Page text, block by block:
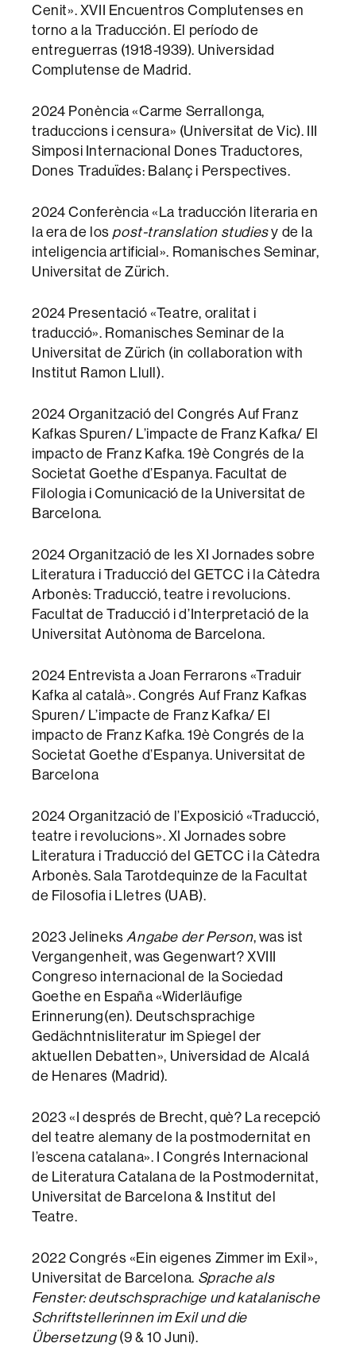
Cenit». XVII Encuentros Complutenses en
torno a la Traducción. El período de
entreguerras (1918-1939). Universidad
Complutense de Madrid.
2024 Ponència «Carme Serrallonga,
traduccions i censura» (Universitat de Vic). III
Simposi Internacional Dones Traductores,
Dones Traduïdes: Balanç i Perspectives.
2024 Conferència «La traducción literaria en
la era de los post-translation studiesy de la
inteligencia artificial». Romanisches Seminar,
Universitat de Zürich.
2024 Presentació «Teatre, oralitat i
traducció». Romanisches Seminar de la
Universitat de Zürich (in collaboration with
Institut Ramon Llull).
2024 Organització del Congrés Auf Franz
Kafkas Spuren/ L’impacte de Franz Kafka/ El
impacto de Franz Kafka. 19è Congrés de la
Societat Goethe d’Espanya. Facultat de
Filologia i Comunicació de la Universitat de
Barcelona.
2024 Organització de les XI Jornades sobre
Literatura i Traducció del GETCC i la Càtedra
Arbonès: Traducció, teatre i revolucions.
Facultat de Traducció i d’Interpretació de la
Universitat Autònoma de Barcelona.
2024 Entrevista a Joan Ferrarons «Traduir
Kafka al català». Congrés Auf Franz Kafkas
Spuren/ L’impacte de Franz Kafka/ El
impacto de Franz Kafka. 19è Congrés de la
Societat Goethe d’Espanya. Universitat de
Barcelona
2024 Organització de l’Exposició «Traducció,
teatre i revolucions». XI Jornades sobre
Literatura i Traducció del GETCC i la Càtedra
Arbonès. Sala Tarotdequinze de la Facultat
de Filosofia i Lletres (UAB).
2023 JelineksAngabe der Person, was ist
Vergangenheit, was Gegenwart? XVIII
Congreso internacional de la Sociedad
Goethe en España «Widerläufige
Erinnerung(en). Deutschsprachige
Gedächntnisliteratur im Spiegel der
aktuellen Debatten», Universidad de Alcalá
de Henares (Madrid).
2023 «I després de Brecht, què? La recepció
del teatre alemany de la postmodernitat en
l’escena catalana». I Congrés Internacional
de Literatura Catalana de la Postmodernitat,
Universitat de Barcelona & Institut del
Teatre.
2022 Congrés «Ein eigenes Zimmer im Exil»,
Universitat de Barcelona. Sprache als
Fenster: deutschsprachige und katalanische
Schriftstellerinnen im Exil und die
Übersetzung (9 & 10 Juni).